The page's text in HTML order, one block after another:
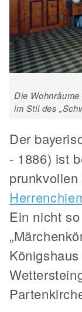
Die
im Stil des
Der
- 1886) ist
Ein nicht